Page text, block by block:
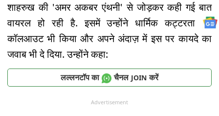
शाहरुख की 'अमर अकबर एंथनी' से जोड़कर कही गई बात
वायरल हो रही है. इसमें उन्होंने धार्मिक कट्टरता को
कॉलआउट भी किया और अपने अंदाज़ में इस पर कायदे का
जवाब भी दे दिया. उन्होंने कहा:
लल्लनटॉप का चैनल JOIN करें
Advertisement